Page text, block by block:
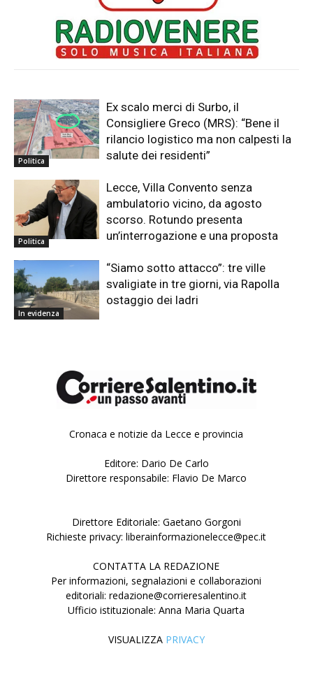
Politica
Ex scalo merci di Surbo, il
Consigliere Greco (MRS): “Bene il
rilancio logistico ma non calpesti la
salute dei residenti”
Politica
Lecce, Villa Convento senza
ambulatorio vicino, da agosto
scorso. Rotundo presenta
un’interrogazione e una proposta
In evidenza
“Siamo sotto attacco”: tre ville
svaligiate in tre giorni, via Rapolla
ostaggio dei ladri
Cronaca e notizie da Lecce e provincia
Editore: Dario De Carlo
Direttore responsabile: Flavio De Marco
Direttore Editoriale: Gaetano Gorgoni
Richieste privacy: liberainformazionelecce@pec.it
CONTATTA LA REDAZIONE
Per informazioni, segnalazioni e collaborazioni
editoriali: redazione@corrieresalentino.it
Ufficio istituzionale: Anna Maria Quarta
VISUALIZZA PRIVACY